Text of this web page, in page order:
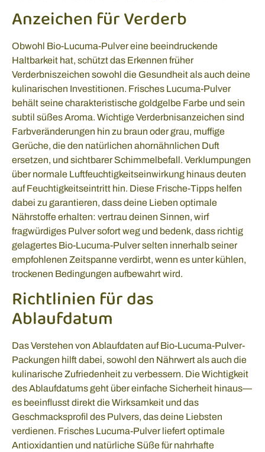
Anzeichen für Verderb
Obwohl Bio-Lucuma-Pulver eine beeindruckende
Haltbarkeit hat, schützt das Erkennen früher
Verderbniszeichen sowohl die Gesundheit als auch deine
kulinarischen Investitionen. Frisches Lucuma-Pulver
behält seine charakteristische goldgelbe Farbe und sein
subtil süßes Aroma. Wichtige Verderbnisanzeichen sind
Farbveränderungen hin zu braun oder grau, muffige
Gerüche, die den natürlichen ahornähnlichen Duft
ersetzen, und sichtbarer Schimmelbefall. Verklumpungen
über normale Luftfeuchtigkeitseinwirkung hinaus deuten
auf Feuchtigkeitseintritt hin. Diese Frische-Tipps helfen
dabei zu garantieren, dass deine Lieben optimale
Nährstoffe erhalten: vertrau deinen Sinnen, wirf
fragwürdiges Pulver sofort weg und bedenk, dass richtig
gelagertes Bio-Lucuma-Pulver selten innerhalb seiner
empfohlenen Zeitspanne verdirbt, wenn es unter kühlen,
trockenen Bedingungen aufbewahrt wird.
Richtlinien für das
Ablaufdatum
Das Verstehen von Ablaufdaten auf Bio-Lucuma-Pulver-
Packungen hilft dabei, sowohl den Nährwert als auch die
kulinarische Zufriedenheit zu verbessern. Die Wichtigkeit
des Ablaufdatums geht über einfache Sicherheit hinaus—
es beeinflusst direkt die Wirksamkeit und das
Geschmacksprofil des Pulvers, das deine Liebsten
verdienen. Frisches Lucuma-Pulver liefert optimale
Antioxidantien und natürliche Süße für nahrhafte